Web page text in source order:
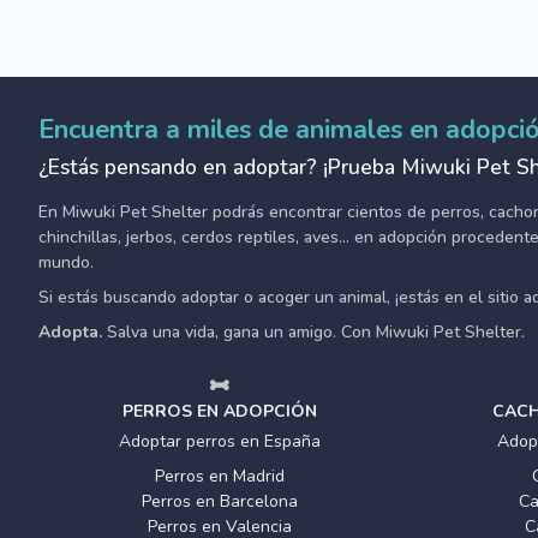
Encuentra a miles de animales en
¿Estás pensando en adoptar? ¡Prueba Miwuki Pet
En Miwuki Pet Shelter podrás encontrar cientos de perros,
chinchillas, jerbos, cerdos reptiles, aves... en adopción
mundo.
Si estás buscando adoptar o acoger un animal, ¡estás en el sitio
Adopta. Salva una vida, gana un amigo. Con Miwuki Pet Shelter.
PERROS EN ADOPCIÓN
Adoptar perros en España
Perros en Madrid
Perros en Barcelona
Perros en Valencia